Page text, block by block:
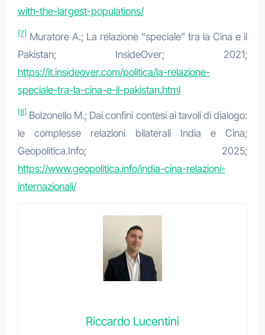
with-the-largest-populations/
[7] Muratore A.; La relazione “speciale” tra la Cina e il
Pakistan; InsideOver; 2021;
https://it.insideover.com/politica/la-relazione-
speciale-tra-la-cina-e-il-pakistan.html
[8] Bolzonello M.; Dai confini contesi ai tavoli di dialogo:
le complesse relazioni bilaterali India e Cina;
Geopolitica.Info; 2025;
https://www.geopolitica.info/india-cina-relazioni-
internazionali/
Riccardo Lucentini